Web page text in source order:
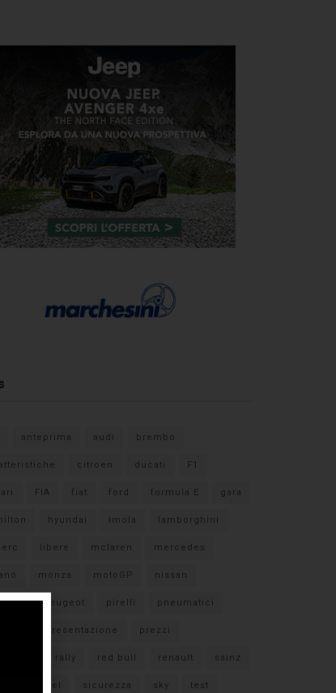
anteprima audi brembo
citroen ducati F1
FIA fiat ford formula E gara
hyundai imola lamborghini
libere mclaren mercedes
monza motoGP nissan
TV peugeot pirelli pneumatici
presentazione prezzi
rally red bull renault sainz
vettel sicurezza sky test